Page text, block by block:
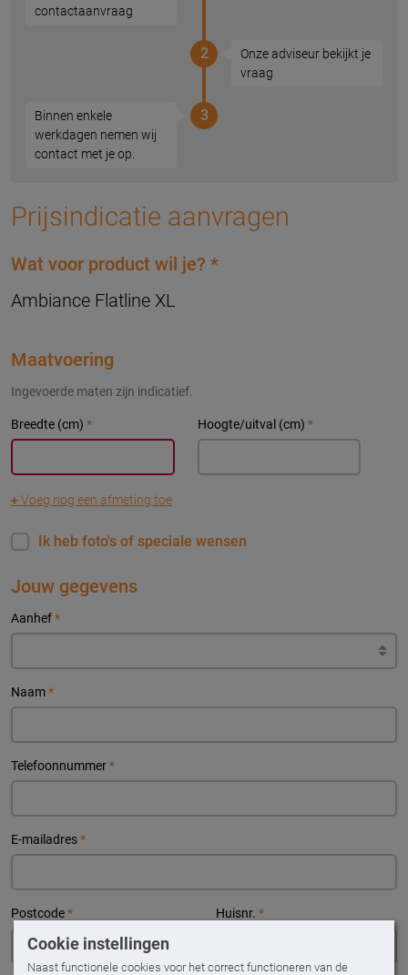
Cookie instellingen
Naast functionele cookies voor het correct functioneren van de
Prijsindicatie aanvragen
Wat voor product wil je? *
Ambiance Flatline XL
Maatvoering
Ingevoerde maten zijn indicatief.
Breedte (cm) * Hoogte/uitval (cm) *
+Voeg nog een afmeting toe
Ik heb foto's of speciale wensen
Jouw gegevens
Aanhef*
Naam*
Telefoonnummer*
E-mailadres*
Postcode* Huisnr. *
contactaanvraag
Onze adviseur bekijkt je
vraag
2
Binnen enkele
werkdagen nemen wij
contact met je op.
3